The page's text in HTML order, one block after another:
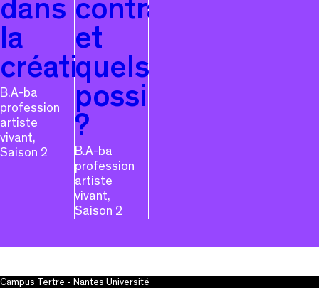
dans
la
création
B.A-ba
profession
artiste
vivant,
Saison 2
contraintes
et
quels
possibles
?
B.A-ba
profession
artiste
vivant,
Saison 2
Campus Tertre - Nantes Université